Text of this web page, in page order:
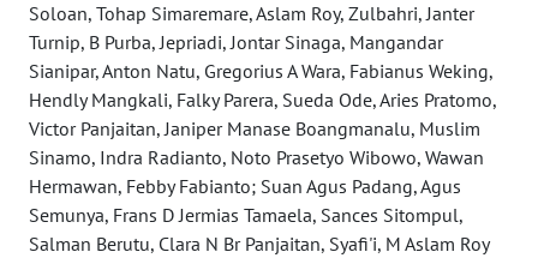
Soloan, Tohap Simaremare, Aslam Roy, Zulbahri, Janter
Turnip, B Purba, Jepriadi, Jontar Sinaga, Mangandar
Sianipar, Anton Natu, Gregorius A Wara, Fabianus Weking,
Hendly Mangkali, Falky Parera, Sueda Ode, Aries Pratomo,
Victor Panjaitan, Janiper Manase Boangmanalu, Muslim
Sinamo, Indra Radianto, Noto Prasetyo Wibowo, Wawan
Hermawan, Febby Fabianto; Suan Agus Padang, Agus
Semunya, Frans D Jermias Tamaela, Sances Sitompul,
Salman Berutu, Clara N Br Panjaitan, Syafi'i, M Aslam Roy
WN
NTB
WN
SULTENG
WN
SULBAR